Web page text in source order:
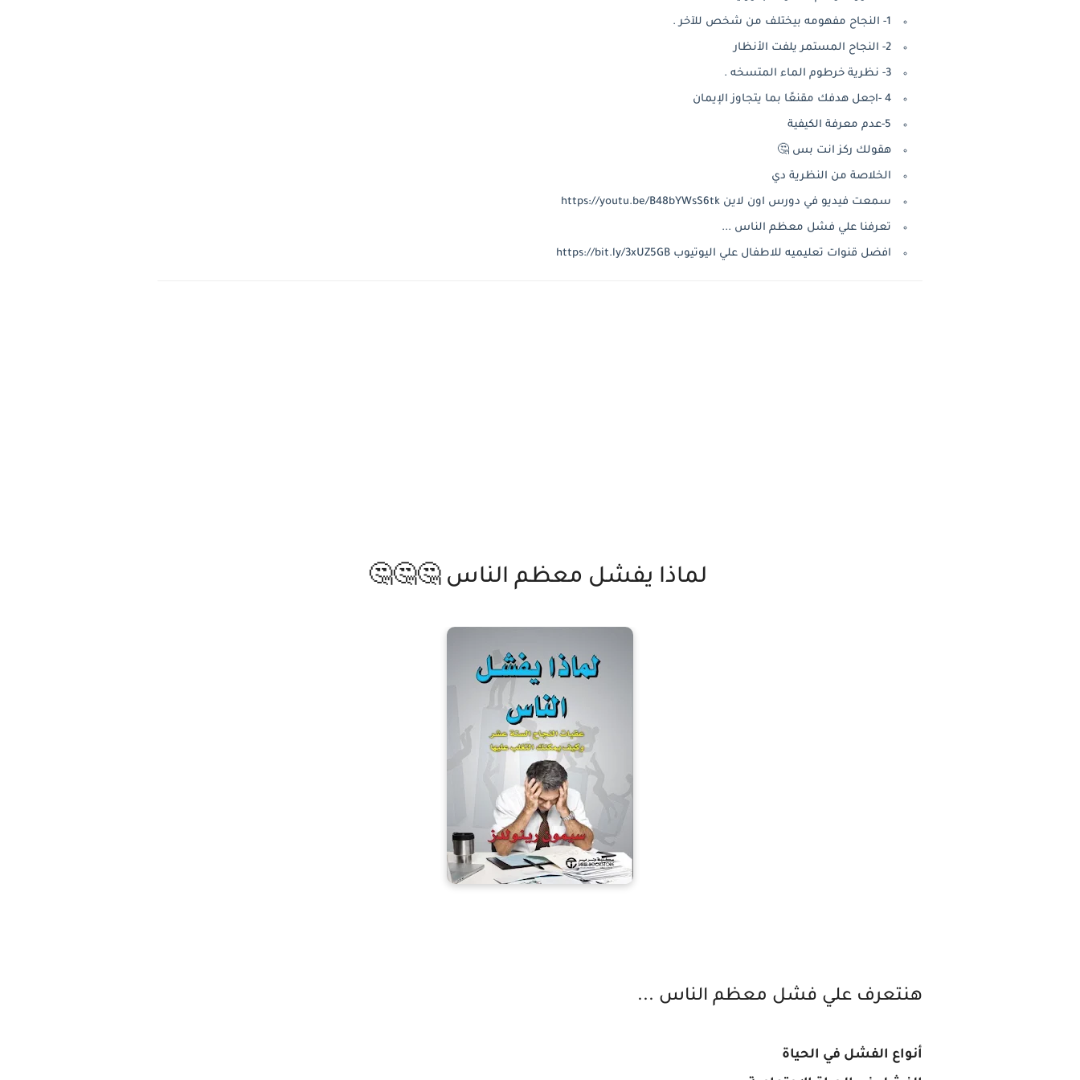
1- النجاح مفهومه بيختلف من شخص للآخر .
2- النجاح المستمر يلفت الأنظار
3- نظرية خرطوم الماء المتسخه .
4 -اجعل هدفك مقنعًا بما يتجاوز الإيمان
5-عدم معرفة الكيفية
هقولك ركز انت بس 🤔
الخلاصة من النظرية دي
سمعت فيديو في دورس اون لاين https://youtu.be/B48bYWsS6tk
تعرفنا علي فشل معظم الناس ...
افضل قنوات تعليميه للاطفال علي اليوتيوب https://bit.ly/3xUZ5GB
لماذا يفشل معظم الناس 🤔🤔🤔
هنتعرف علي فشل معظم الناس ...
أنواع الفشل في الحياة